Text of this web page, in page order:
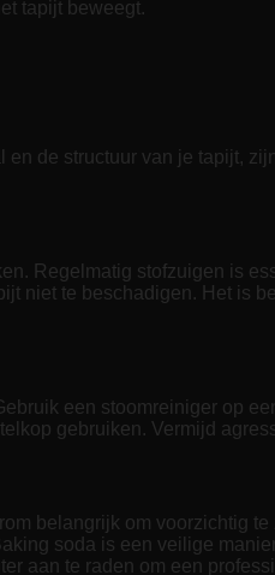
tapijt beweegt.
de structuur van je tapijt,
Regelmatig stofzuigen is
niet te beschadigen. Het is
een stoomreiniger op
gebruiken. Vermijd
belangrijk om voorzichtig
soda is een veilige
aan te raden om een